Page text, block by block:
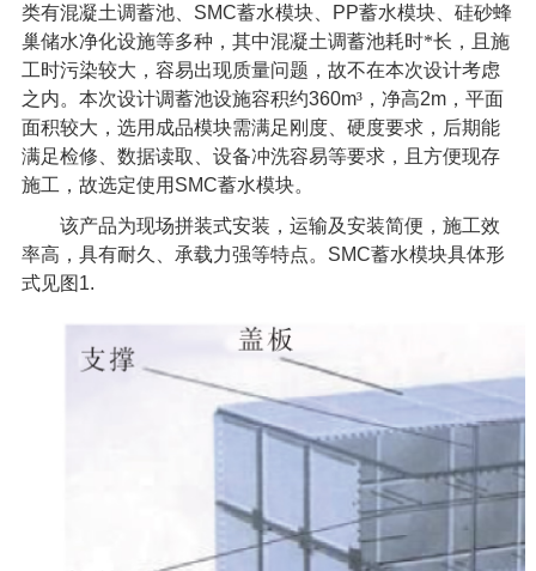
类有混凝土调蓄池、 SMC蓄水模块、 PP蓄水模块、硅砂蜂
巢储水净化设施等多种，其中混凝土调蓄池耗时*长，且施
工时污染较大，容易出现质量问题，故不在本次设计考虑
之内。本次设计调蓄池设施容积约360m³，净高2m，平面
面积较大，选用成品模块需满足刚度、硬度要求，后期能
满足检修、数据读取、设备冲洗容易等要求，且方便现存
施工，故选定使用 SMC蓄水模块。
该产品为现场拼装式安装，运输及安装简便，施工效
率高，具有耐久、承载力强等特点。 SMC蓄水模块具体形
式见图 1.